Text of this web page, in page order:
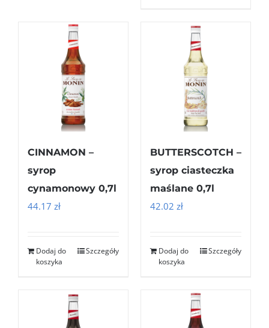
CINNAMON –
syrop
cynamonowy 0,7l
44.17 zł
Dodaj do
koszyka
Szczegóły
BUTTERSCOTCH –
syrop ciasteczka
maślane 0,7l
42.02 zł
Dodaj do
koszyka
Szczegóły